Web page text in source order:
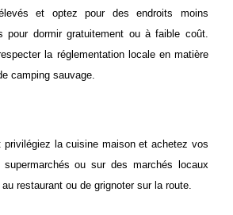
et optez pour des endroits moins
pour dormir gratuitement ou à faible coût.
la réglementation locale en matière
camping sauvage.
privilégiez la cuisine maison et achetez vos
ou sur des marchés locaux
restaurant ou de grignoter sur la route.